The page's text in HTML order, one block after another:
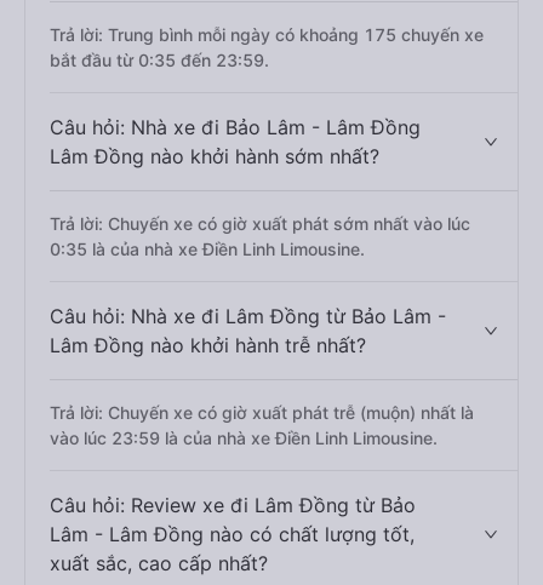
Trả lời: Trung bình mỗi ngày có khoảng 175 chuyến xe
bắt đầu từ 0:35 đến 23:59.
Câu hỏi: Nhà xe đi Bảo Lâm - Lâm Đồng
Lâm Đồng nào khởi hành sớm nhất?
Trả lời: Chuyến xe có giờ xuất phát sớm nhất vào lúc
0:35 là của nhà xe Điền Linh Limousine.
Câu hỏi: Nhà xe đi Lâm Đồng từ Bảo Lâm -
Lâm Đồng nào khởi hành trễ nhất?
Trả lời: Chuyến xe có giờ xuất phát trễ (muộn) nhất là
vào lúc 23:59 là của nhà xe Điền Linh Limousine.
Câu hỏi: Review xe đi Lâm Đồng từ Bảo
Lâm - Lâm Đồng nào có chất lượng tốt,
xuất sắc, cao cấp nhất?